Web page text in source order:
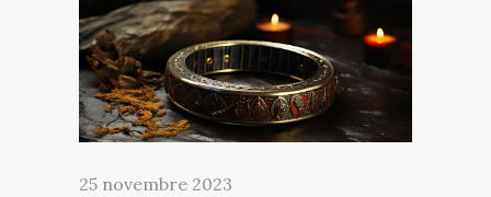
25 novembre 2023